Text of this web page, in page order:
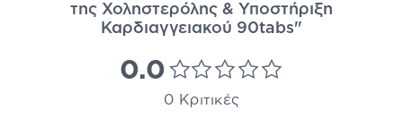
της Χοληστερόλης & Υποστήριξη
Καρδιαγγειακού 90tabs"
0.0
0 Κριτικές